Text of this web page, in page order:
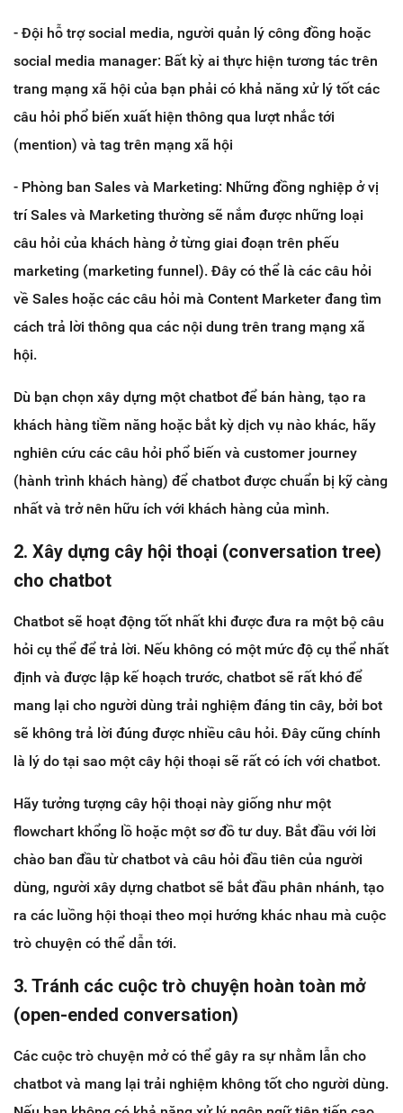
- Đội hỗ trợ social media, người quản lý công đồng hoặc
social media manager: Bất kỳ ai thực hiện tương tác trên
trang mạng xã hội của bạn phải có khả năng xử lý tốt các
câu hỏi phổ biến xuất hiện thông qua lượt nhắc tới
(mention) và tag trên mạng xã hội
- Phòng ban Sales và Marketing: Những đồng nghiệp ở vị
trí Sales và Marketing thường sẽ nắm được những loại
câu hỏi của khách hàng ở từng giai đoạn trên phếu
marketing (marketing funnel). Đây có thể là các câu hỏi
về Sales hoặc các câu hỏi mà Content Marketer đang tìm
cách trả lời thông qua các nội dung trên trang mạng xã
hội.
Dù bạn chọn xây dựng một chatbot để bán hàng, tạo ra
khách hàng tiềm năng hoặc bắt kỳ dịch vụ nào khác, hãy
nghiên cứu các câu hỏi phổ biến và customer journey
(hành trình khách hàng) để chatbot được chuẩn bị kỹ càng
nhất và trở nên hữu ích với khách hàng của mình.
2. Xây dựng cây hội thoại (conversation tree)
cho chatbot
Chatbot sẽ hoạt động tốt nhất khi được đưa ra một bộ câu
hỏi cụ thể để trả lời. Nếu không có một mức độ cụ thể nhất
định và được lập kế hoạch trước, chatbot sẽ rất khó để
mang lại cho người dùng trải nghiệm đáng tin cây, bởi bot
sẽ không trả lời đúng được nhiều câu hỏi. Đây cũng chính
là lý do tại sao một cây hội thoại sẽ rất có ích với chatbot.
Hãy tưởng tượng cây hội thoại này giống như một
flowchart khổng lồ hoặc một sơ đồ tư duy. Bắt đầu với lời
chào ban đầu từ chatbot và câu hỏi đầu tiên của người
dùng, người xây dựng chatbot sẽ bắt đầu phân nhánh, tạo
ra các luồng hội thoại theo mọi hướng khác nhau mà cuộc
trò chuyện có thể dẫn tới.
3. Tránh các cuộc trò chuyện hoàn toàn mở
(open-ended conversation)
Các cuộc trò chuyện mở có thể gây ra sự nhằm lẫn cho
chatbot và mang lại trải nghiệm không tốt cho người dùng.